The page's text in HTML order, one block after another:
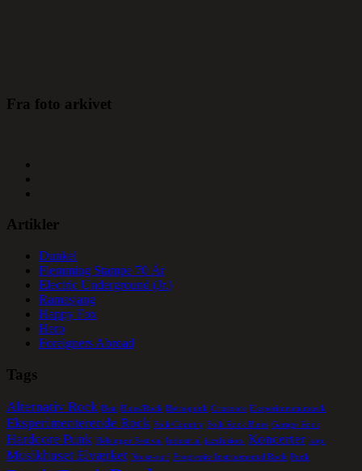
Fra foto arkivet
Artikler
Dunkel
Flemming Stampe 70 År
Electric Underground (Jr.)
Ramasjang
Happy Fox
Hero
Foreigners Abroad
Tags
Alternativ Rock Beat Blues/Rock Børnepunk Crustcore Eksperimentalmusik
Eksperimenterende Rock Folk/Country Folk Rock Blues Garage Rock
Hardcore Punk Helsingør Festival Industrial jazzfusion. Koncerter kopi
Musikhuset Elværket Noise-surf Progressiv Instruemental Rock Punk